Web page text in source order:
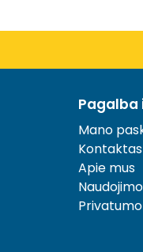
Mano
Kontaktas
Apie mus